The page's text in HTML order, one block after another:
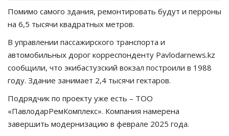
Помимо самого здания, ремонтировать будут и перроны
на 6,5 тысячи квадратных метров.
В управлении пассажирского транспорта и
автомобильных дорог корреспонденту Pavlodarnews.kz
сообщили, что экибастузский вокзал построили в 1988
году. Здание занимает 2,4 тысячи гектаров.
Подрядчик по проекту уже есть – ТОО
«ПавлодарРемКомплекс». Компания намерена
завершить модернизацию в феврале 2025 года.